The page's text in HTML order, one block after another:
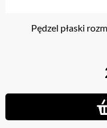
Pędzel płaski